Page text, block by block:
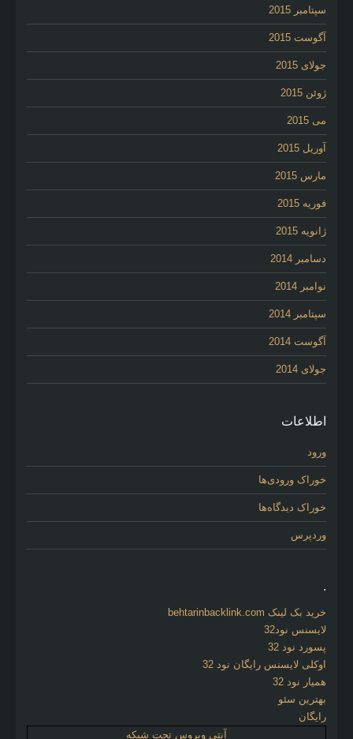
سپتامبر 2015
آگوست 2015
جولای 2015
ژوئن 2015
می 2015
آوریل 2015
مارس 2015
فوریه 2015
ژانویه 2015
دسامبر 2014
نوامبر 2014
سپتامبر 2014
آگوست 2014
جولای 2014
اطلاعات
ورود
خوراک ورودی‌ها
خوراک دیدگاه‌ها
وردپرس
.
خرید بک لینک behtarinbacklink.com
لایسنس نود32
پسورد نود 32
اوکلی لایسنس رایگان نود 32
همیار نود 32
بهترین سئو
رایگان
آنتی ویروس تحت شبکه